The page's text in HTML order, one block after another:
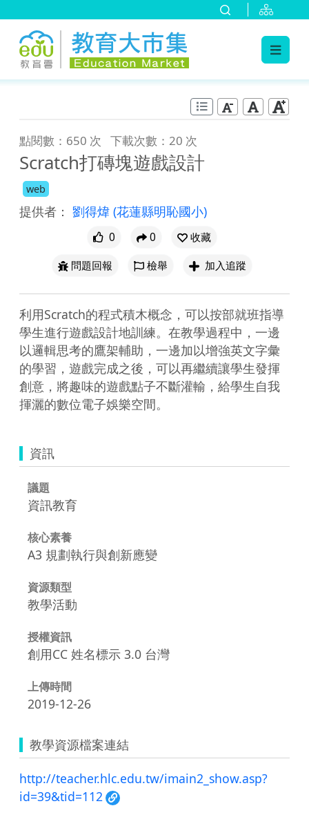
點閱數：650 次 下載次數：20 次
Scratch打磚塊遊戲設計
web
提供者： 劉得煒 (花蓮縣明恥國小)
0 0
收藏
問題回報
檢舉 加入追蹤
利用Scratch的程式積木概念，可以按部就班指導
學生進行遊戲設計地訓練。在教學過程中，一邊
以邏輯思考的鷹架輔助，一邊加以增強英文字彙
的學習，遊戲完成之後，可以再繼續讓學生發揮
創意，將趣味的遊戲點子不斷灌輸，給學生自我
揮灑的數位電子娛樂空間。
資訊
議題
資訊教育
核心素養
A3 規劃執行與創新應變
資源類型
教學活動
授權資訊
創用CC 姓名標示 3.0 台灣
上傳時間
2019-12-26
教學資源檔案連結
http://teacher.hlc.edu.tw/imain2_show.asp?
id=39&tid=112